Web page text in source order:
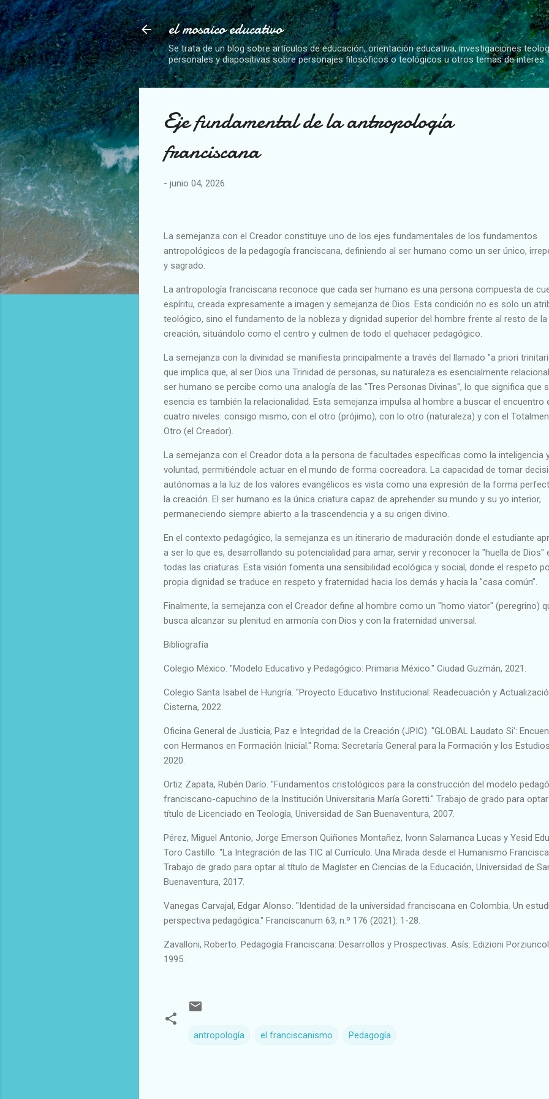
Ir al contenido principal
el mosaico educativo
Se trata de un blog sobre artículos de educación, orientación educativa, investigaciones
personales y diapositivas sobre personajes filosóficos o teológicos u otros temas de interes
Eje fundamental de la antropología
franciscana
- junio 04, 2026
La semejanza con el Creador constituye uno de los ejes fundamentales de los fundamentos
antropológicos de la pedagogía franciscana, definiendo al ser humano como un ser único,
y sagrado.
La antropología franciscana reconoce que cada ser humano es una persona compuesta de
espíritu, creada expresamente a imagen y semejanza de Dios. Esta condición no es solo un
teológico, sino el fundamento de la nobleza y dignidad superior del hombre frente al resto de la
creación, situándolo como el centro y culmen de todo el quehacer pedagógico.
La semejanza con la divinidad se manifiesta principalmente a través del llamado "a priori
que implica que, al ser Dios una Trinidad de personas, su naturaleza es esencialmente
ser humano se percibe como una analogía de las "Tres Personas Divinas", lo que significa que
esencia es también la relacionalidad. Esta semejanza impulsa al hombre a buscar el encuentro
cuatro niveles: consigo mismo, con el otro (prójimo), con lo otro (naturaleza) y con el
Otro (el Creador).
La semejanza con el Creador dota a la persona de facultades específicas como la inteligencia
voluntad, permitiéndole actuar en el mundo de forma cocreadora. La capacidad de tomar
autónomas a la luz de los valores evangélicos es vista como una expresión de la forma
la creación. El ser humano es la única criatura capaz de aprehender su mundo y su yo interior,
permaneciendo siempre abierto a la trascendencia y a su origen divino.
En el contexto pedagógico, la semejanza es un itinerario de maduración donde el estudiante
a ser lo que es, desarrollando su potencialidad para amar, servir y reconocer la "huella de Dios"
todas las criaturas. Esta visión fomenta una sensibilidad ecológica y social, donde el respeto
propia dignidad se traduce en respeto y fraternidad hacia los demás y hacia la "casa común”.
Finalmente, la semejanza con el Creador define al hombre como un "homo viator" (peregrino)
busca alcanzar su plenitud en armonía con Dios y con la fraternidad universal.
Bibliografía
Colegio México. "Modelo Educativo y Pedagógico: Primaria México." Ciudad Guzmán, 2021.
Colegio Santa Isabel de Hungría. "Proyecto Educativo Institucional: Readecuación y
Cisterna, 2022.
Oficina General de Justicia, Paz e Integridad de la Creación (JPIC). "GLOBAL Laudato Si':
con Hermanos en Formación Inicial." Roma: Secretaría General para la Formación y los
2020.
Ortiz Zapata, Rubén Darío. "Fundamentos cristológicos para la construcción del modelo
franciscano-capuchino de la Institución Universitaria María Goretti." Trabajo de grado para
título de Licenciado en Teología, Universidad de San Buenaventura, 2007.
Pérez, Miguel Antonio, Jorge Emerson Quiñones Montañez, Ivonn Salamanca Lucas y Yesid
Toro Castillo. "La Integración de las TIC al Currículo. Una Mirada desde el Humanismo
Trabajo de grado para optar al título de Magíster en Ciencias de la Educación, Universidad de
Buenaventura, 2017.
Vanegas Carvajal, Edgar Alonso. "Identidad de la universidad franciscana en Colombia. Un
perspectiva pedagógica." Franciscanum 63, n.º 176 (2021): 1-28.
Zavalloni, Roberto. Pedagogía Franciscana: Desarrollos y Prospectivas. Asís: Edizioni
1995.
antropología el franciscanismo Pedagogía